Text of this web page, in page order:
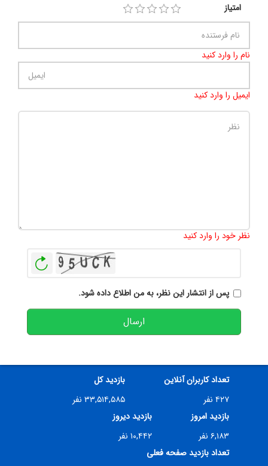
امتیاز
نام را وارد کنید
ایمیل را وارد کنید
نظر خود را وارد کنید
پس از انتشار این نظر، به من اطلاع داده شود.
ارسال
تعداد کاربران آنلاین
۴۲۷ نفر
بازدید کل
۳۳,۵۱۴,۵۸۵ نفر
بازدید امروز
۶,۱۸۳ نفر
بازدید دیروز
۱۰,۴۴۲ نفر
تعداد بازدید صفحه فعلی